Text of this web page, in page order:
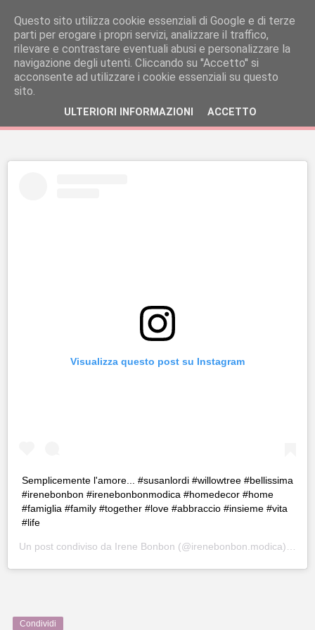
Visualizza questo post su Instagram
Semplicemente l'amore... #susanlordi #willowtree #bellissima
#irenebonbon #irenebonbonmodica #homedecor #home
#famiglia #family #together #love #abbraccio #insieme #vita
#life
Un post condiviso da Irene Bonbon (@irenebonbon.modica) in data:
Condividi
Questo sito utilizza cookie essenziali di Google e di terze
parti per erogare i propri servizi, analizzare il traffico,
rilevare e contrastare eventuali abusi e personalizzare la
navigazione degli utenti. Cliccando su ''Accetto'' si
acconsente ad utilizzare i cookie essenziali su questo
sito.
ULTERIORI INFORMAZIONI ACCETTO